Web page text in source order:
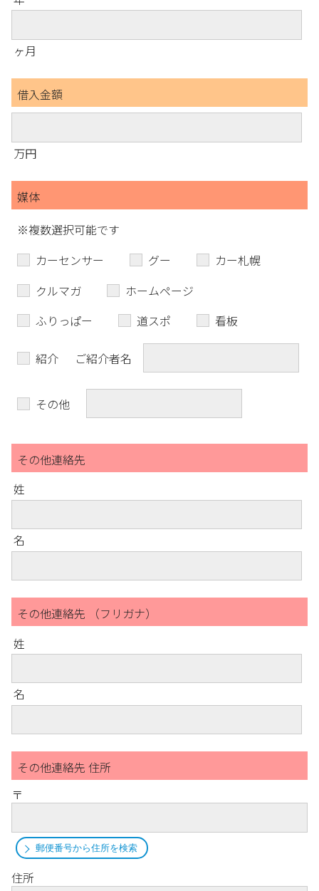
ヶ月
借入金額
万円
媒体
※複数選択可能です
カーセンサー
グー
カー札幌
クルマガ
ホームページ
ふりっぱー
道スポ 看板
紹介 ご紹介者名
その他
その他連絡先
姓
名
その他連絡先 （フリガナ）
姓
名
その他連絡先 住所
〒
郵便番号から住所を検索
住所